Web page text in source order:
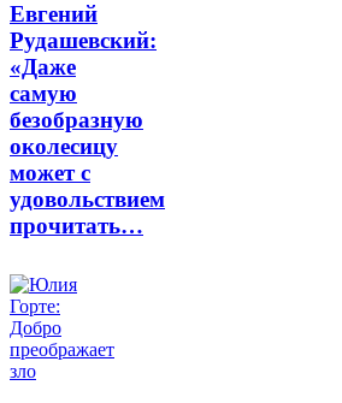
Евгений
Рудашевский:
«Даже
самую
безобразную
околесицу
может с
удовольствием
прочитать…